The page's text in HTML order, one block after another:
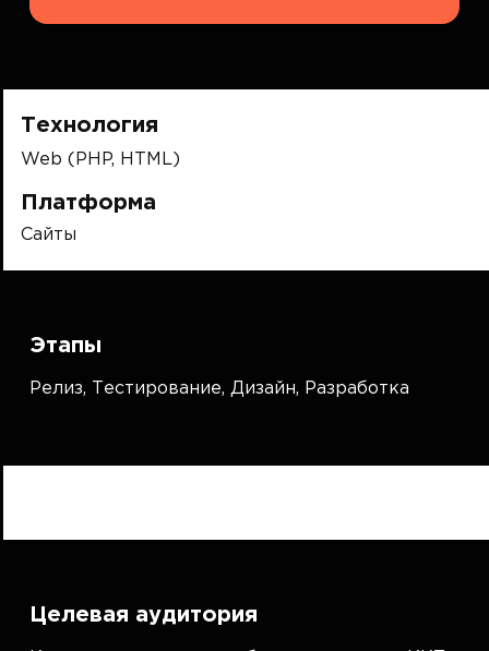
Технология
Web (PHP, HTML)
Платформа
Сайты
Этапы
Релиз, Тестирование,Дизайн, Разработка
Целевая аудитория